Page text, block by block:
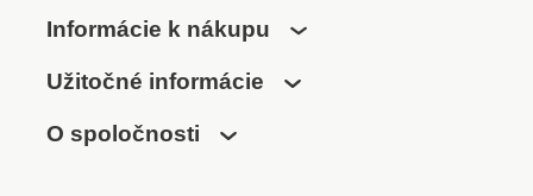
Informácie k nákupu
Užitočné informácie
O spoločnosti